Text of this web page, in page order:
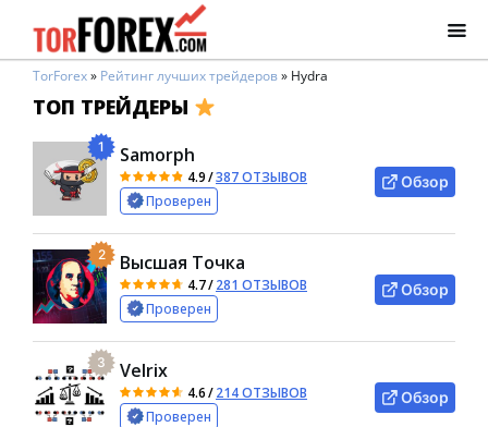
TorForex» Рейтинг лучших трейдеров» Hydra
ТОП ТРЕЙДЕРЫ
1 Samorph
4.9/387 ОТЗЫВОВ
Проверен
Обзор
2 Высшая Точка
4.7/281 ОТЗЫВОВ
Проверен
Обзор
3 Velrix
4.6/214 ОТЗЫВОВ
Проверен
Обзор